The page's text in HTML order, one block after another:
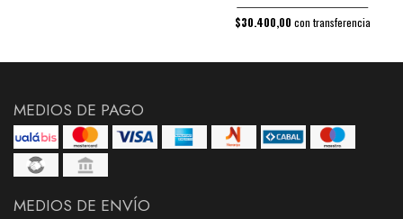
$30.400,00 con transferencia
MEDIOS DE PAGO
MEDIOS DE ENVÍO